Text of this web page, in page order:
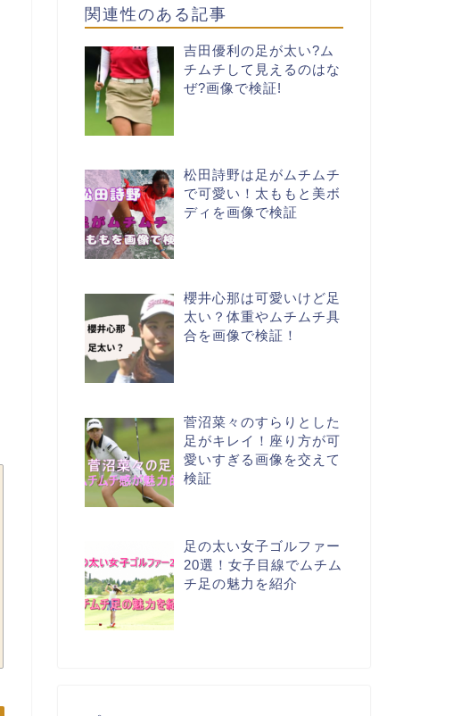
関連性のある記事
吉田優利の足が太い?ム
チムチして見えるのはな
ぜ?画像で検証!
松田詩野は足がムチムチ
で可愛い！太ももと美ボ
ディを画像で検証
櫻井心那は可愛いけど足
太い？体重やムチムチ具
合を画像で検証！
菅沼菜々のすらりとした
足がキレイ！座り方が可
愛いすぎる画像を交えて
検証
足の太い女子ゴルファー
20選！女子目線でムチム
チ足の魅力を紹介